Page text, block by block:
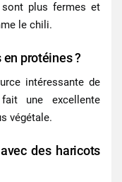
plus fermes et
le chili.
protéines ?
intéressante de
une excellente
végétale.
des haricots